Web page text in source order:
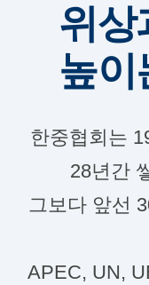
위상
높이
한중협회는
28년간
그보다 앞선
APEC, UN,